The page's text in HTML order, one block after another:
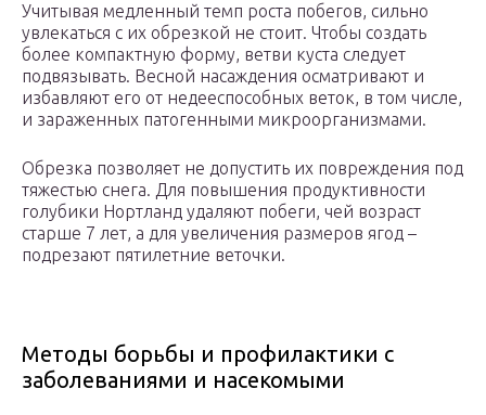
Учитывая медленный темп роста побегов, сильно
увлекаться с их обрезкой не стоит. Чтобы создать
более компактную форму, ветви куста следует
подвязывать. Весной насаждения осматривают и
избавляют его от недееспособных веток, в том числе,
и зараженных патогенными микроорганизмами.
Обрезка позволяет не допустить их повреждения под
тяжестью снега. Для повышения продуктивности
голубики Нортланд удаляют побеги, чей возраст
старше 7 лет, а для увеличения размеров ягод –
подрезают пятилетние веточки.
Методы борьбы и профилактики с
заболеваниями и насекомыми